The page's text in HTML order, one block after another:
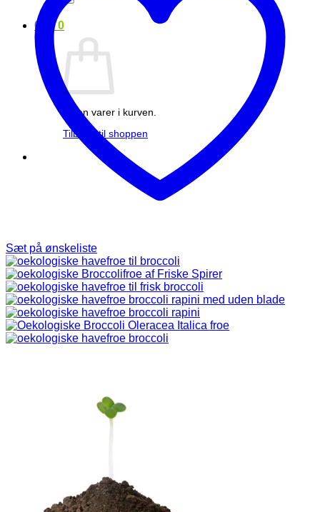
0 kr. 0
Ingen varer i kurven.
Tilbage til shoppen
Sæt på ønskeliste